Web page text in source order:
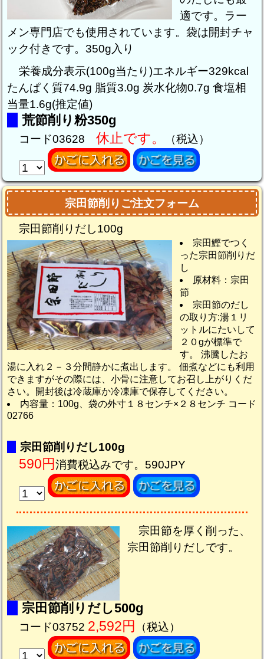
適です。ラー
メン専門店でも使用されています。袋は開封チャ
ック付きです。350g入り
栄養成分表示(100g当たり)エネルギー329kcal
たんぱく質74.9g 脂質3.0g 炭水化物0.7g 食塩相
当量1.6g(推定値)
荒節削り粉350g
コード03628 休止です。 （税込）
宗田節削りご注文フォーム
宗田節削りだし100g
宗田鰹でつく
った宗田節削りだ
し
原材料：宗田
節
宗田節のだし
の取り方:湯１リ
ットルにたいして
２０gが標準で
す。 沸騰したお
湯に入れ２－３分間静かに煮出します。 佃煮などにも利用
できますがその際には、小骨に注意してお召し上がりくだ
さい。開封後は冷蔵庫か冷凍庫で保存してください。
内容量：100g、袋の外寸１８センチ×２８センチ コード
02766
宗田節削りだし100g
590円消費税込みです。590JPY
宗田節を厚く削った、
宗田節削りだしです。
宗田節削りだし500g
コード03752 2,592円 （税込）